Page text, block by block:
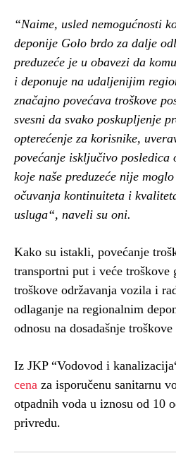
“Naime, usled nemogućnosti
deponije Golo brdo za dalje
preduzeće je u obavezi da
i deponuje na udaljenijim
značajno povećava troškove
svesni da svako poskupljenje
opterećenje za korisnike,
povećanje isključivo
koje naše preduzeće nije
očuvanja kontinuiteta i
usluga“, naveli su oni.
Kako su istakli, povećanje
transportni put i veće troškove
troškove održavanja vozila i
odlaganje na regionalnim
odnosu na dosadašnje
Iz JKP “Vodovod i
cena za isporučenu sanitarnu
otpadnih voda u iznosu od 10
privredu.